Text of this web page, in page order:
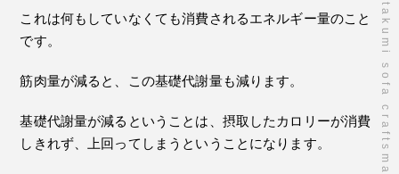
takumi sofa craftsmanship
これは何もしていなくても消費されるエネルギー量のこと
です。
筋肉量が減ると、この基礎代謝量も減ります。
基礎代謝量が減るということは、摂取したカロリーが消費
しきれず、上回ってしまうということになります。